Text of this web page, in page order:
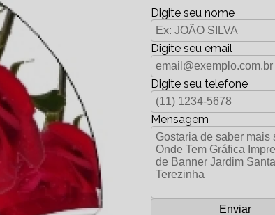
Digite seu nome
Digite seu email
Digite seu telefone
Mensagem